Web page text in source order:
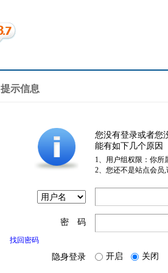
提示信息
您没有登录或者您
能有如下几个原因
1、用户组权限：你所
2、您还不是站点会员
密 码
找回密码
隐身登录 开启 关闭